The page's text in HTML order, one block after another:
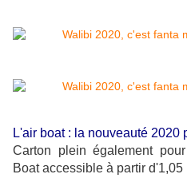
L'air boat : la nouveauté 2020
Carton plein également
Boat accessible à partir